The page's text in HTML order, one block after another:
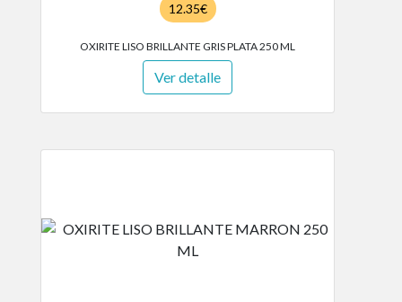
12.35€
OXIRITE LISO BRILLANTE GRIS PLATA 250 ML
Ver detalle